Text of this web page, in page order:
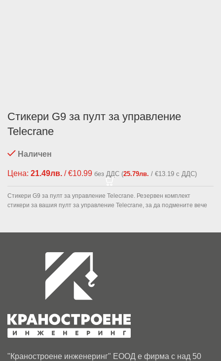
Стикери G9 за пулт за управление
Telecrane
Наличен
Цена: 21.49лв. / €10.99 без ДДС (25.79лв. / €13.19 с ДДС)
Стикери G9 за пулт за управление Telecrane. Резервен комплект
стикери за вашия пулт за управление Telecrane, за да подмените вече
"Краностроене инженеринг" ЕООД е фирма с над 50